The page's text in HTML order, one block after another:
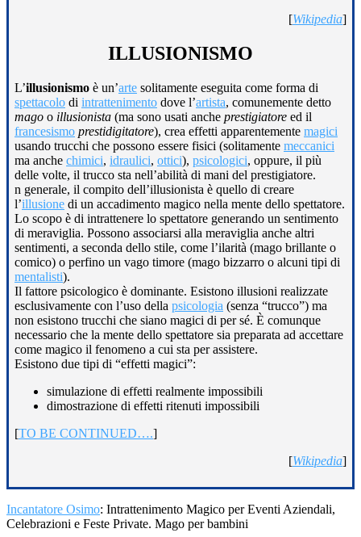
[Wikipedia]
ILLUSIONISMO
L’illusionismo è un’arte solitamente eseguita come forma di
spettacolo di intrattenimento dove l’artista, comunemente detto
mago o illusionista (ma sono usati anche prestigiatore ed il
francesismo prestidigitatore), crea effetti apparentemente magici
usando trucchi che possono essere fisici (solitamente meccanici
ma anche chimici, idraulici, ottici), psicologici, oppure, il più
delle volte, il trucco sta nell’abilità di mani del prestigiatore.
n generale, il compito dell’illusionista è quello di creare
l’illusione di un accadimento magico nella mente dello spettatore.
Lo scopo è di intrattenere lo spettatore generando un sentimento
di meraviglia. Possono associarsi alla meraviglia anche altri
sentimenti, a seconda dello stile, come l’ilarità (mago brillante o
comico) o perfino un vago timore (mago bizzarro o alcuni tipi di
mentalisti).
Il fattore psicologico è dominante. Esistono illusioni realizzate
esclusivamente con l’uso della psicologia (senza “trucco”) ma
non esistono trucchi che siano magici di per sé. È comunque
necessario che la mente dello spettatore sia preparata ad accettare
come magico il fenomeno a cui sta per assistere.
Esistono due tipi di “effetti magici”:
simulazione di effetti realmente impossibili
dimostrazione di effetti ritenuti impossibili
[TO BE CONTINUED….]
[Wikipedia]
Incantatore Osimo: Intrattenimento Magico per Eventi Aziendali,
Celebrazioni e Feste Private. Mago per bambini